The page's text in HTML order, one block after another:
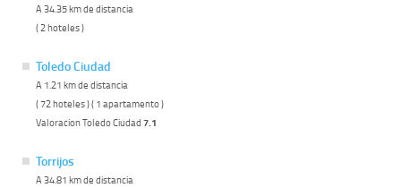
A 34.35 km de distancia
( 2 hoteles )
Toledo Ciudad
A 1.21 km de distancia
( 72 hoteles ) ( 1 apartamento )
Valoracion Toledo Ciudad 7.1
Torrijos
A 34.81 km de distancia